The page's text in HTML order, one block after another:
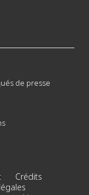
de presse
Crédits